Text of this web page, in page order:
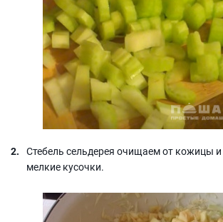
Стебель сельдерея очищаем от кожицы
мелкие кусочки.